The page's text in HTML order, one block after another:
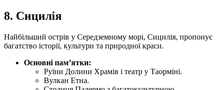
8. Сицилія
Найбільший острів у Середземному морі, Сицилія, пропонує
багатство історії, культури та природної краси.
Основні пам’ятки:
Руїни Долини Храмів і театр у Таорміні.
Вулкан Етна.